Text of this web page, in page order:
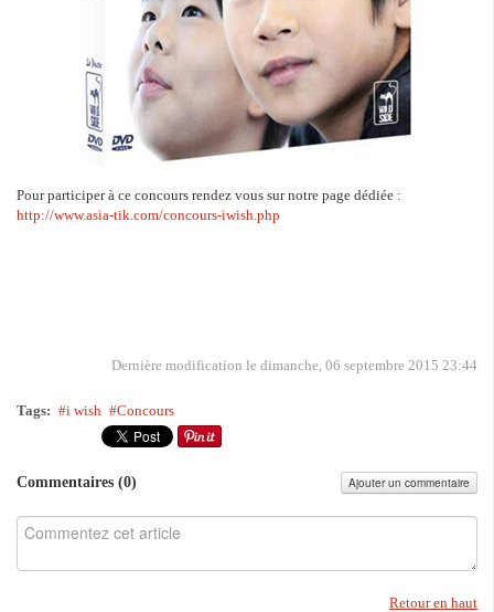
Pour participer à ce concours rendez vous sur notre page dédiée :
http://www.asia-tik.com/concours-iwish.php
Dernière modification le dimanche, 06 septembre 2015 23:44
Tags: i wish Concours
Commentaires (0) Ajouter un commentaire
Retour en haut